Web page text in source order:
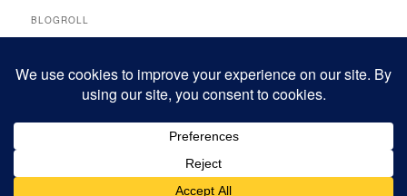
BLOGROLL
Black and White Power
Mis macrofotografías
Teresita Rivas
Funciona gracias a WordPress